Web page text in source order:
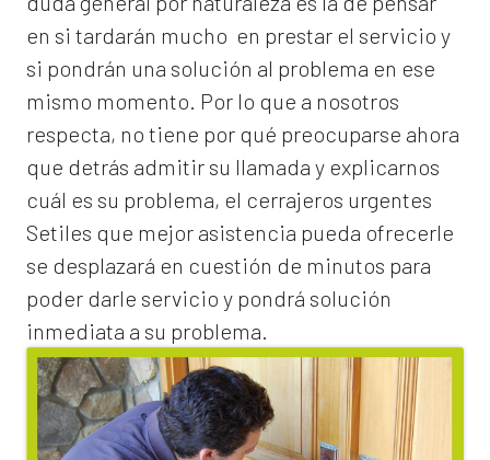
en si tardarán mucho en prestar el servicio y
si pondrán una solución al problema en ese
mismo momento. Por lo que a nosotros
respecta, no tiene por qué preocuparse ahora
que detrás admitir su llamada y explicarnos
cuál es su problema, el cerrajeros urgentes
Setiles que mejor asistencia pueda ofrecerle
se desplazará en cuestión de minutos para
poder darle servicio y pondrá solución
inmediata a su problema.